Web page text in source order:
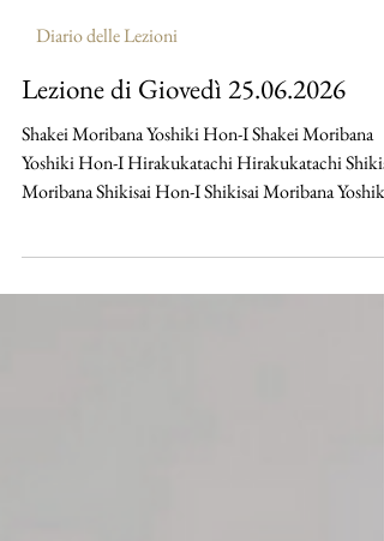
25 giu
Diario delle Lezioni
Lezione di Giovedì 25.06.2026
Shakei Moribana Yoshiki Hon-I Shakei Moribana
Yoshiki Hon-I Hirakukatachi Hirakukatachi
Hon-I Shikisai Moribana Yoshiki Hon-I Shikisai
Moribana Yoshiki Hon-I Shikisai Moribana Yoshiki